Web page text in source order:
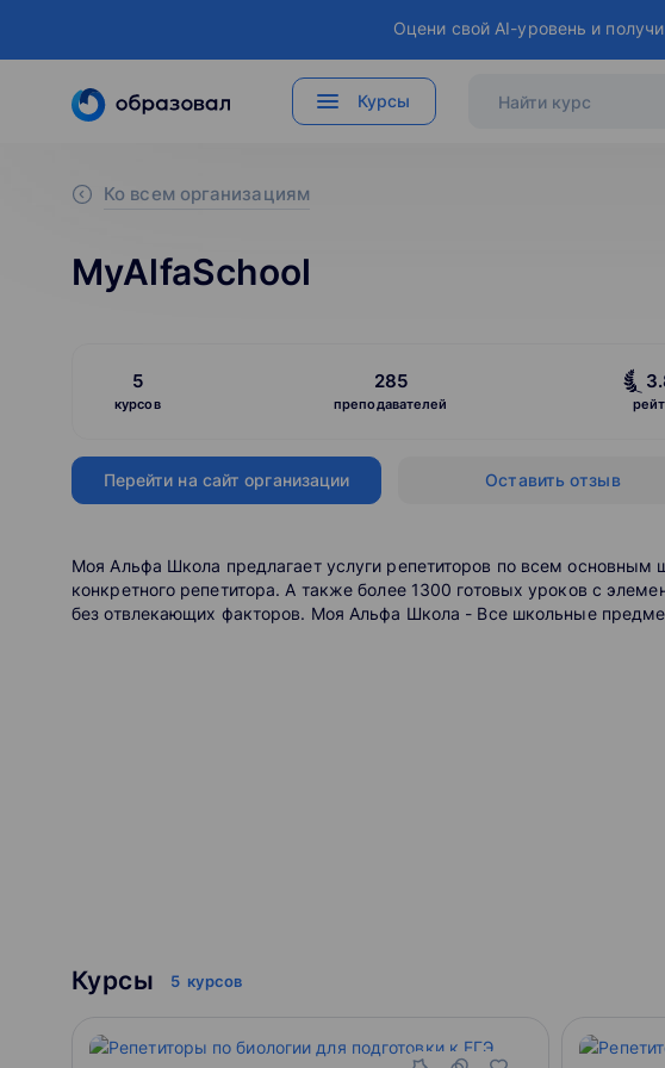
Оцени свой AI-уровень и
Курсы
Ко всем организациям
MyAlfaSchool
5
курсов
285
преподавателей
Перейти на сайт организации Оставить отзыв
Моя Альфа Школа предлагает услуги репетиторов по всем
конкретного репетитора. А также более 1300 готовых уроков с
без отвлекающих факторов. Моя Альфа Школа - Все школьные
Курсы 5 курсов